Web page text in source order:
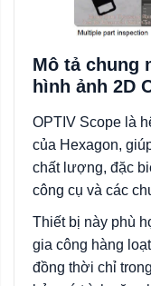
Mô tả chung
hình ảnh 2D
OPTIV Scope là
của Hexagon,
chất lượng, đặc
công cụ và các
Thiết bị này phù
gia công hàng
đồng thời chỉ